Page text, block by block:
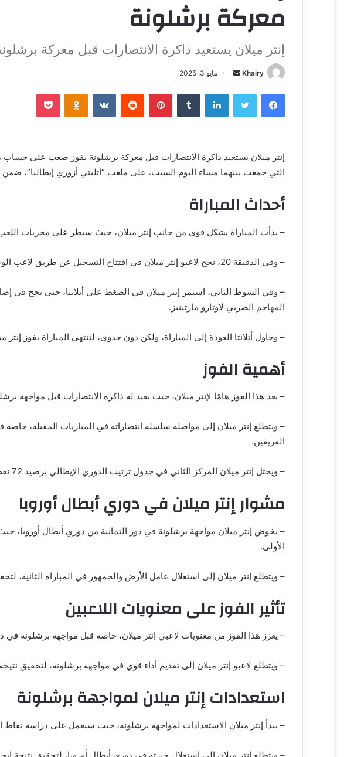
معركة برشلونة
إنتر ميلان يستعيد ذاكرة الانتصارات قبل معركة
Khairy
أ
ل
ي
د
إ
ا
مايو 3, 2025
فيسبوك تويتر لينكدإن ‏Tumblr بينتيريست ‏Reddit
‏VKontakte
Odnoklassniki بوكيت
إنتر ميلان يستعيد ذاكرة الانتصارات قبل معركة برشلونة بفوز صعب على حساب
التي جمعت بينهما مساء اليوم السبت، على ملعب “أتليتي أزوري إيطاليا”، ضمن منافسات الجولة
أحداث المباراة
– بدأت المباراة بشكل قوي من جانب إنتر ميلان، حيث سيطر على مجريات
– وفي الدقيقة 20، نجح لاعبو إنتر ميلان في افتتاح التسجيل عن طريق لاعب الوسط التركي هاكان تشالهان أوغلو.
المهاجم الصربي لاوتارو مارتينيز.
– وحاول أتلانتا العودة إلى المباراة، ولكن دون جدوى، لتنتهي المباراة بفوز إنتر
أهمية الفوز
– يعد هذا الفوز هامًا لإنتر ميلان، حيث يعيد له ذاكرة الانتصارات قبل مواجهة
– ويتطلع إنتر ميلان إلى مواصلة سلسلة انتصاراته في المباريات المقبلة،
الفريقين.
– ويحتل إنتر ميلان المركز الثاني في جدول ترتيب الدوري الإيطالي برصيد 72 نقطة، بفارق 14 نقطة عن المتصدر نابولي.
مشوار إنتر ميلان في دوري أبطال أوروبا
– يخوض إنتر ميلان مواجهة برشلونة في دور الثمانية من دوري أبطال أوروبا،
الأولى.
– ويتطلع إنتر ميلان إلى استغلال عامل الأرض والجمهور في المباراة الثانية،
تأثير الفوز على معنويات اللاعبين
– يعزز هذا الفوز من معنويات لاعبي إنتر ميلان، خاصة قبل مواجهة برشلونة في
– ويتطلع لاعبو إنتر ميلان إلى تقديم أداء قوي في مواجهة برشلونة، لتحقيق
استعدادات إنتر ميلان لمواجهة برشلونة
– يبدأ إنتر ميلان الاستعدادات لمواجهة برشلونة، حيث سيعمل على دراسة